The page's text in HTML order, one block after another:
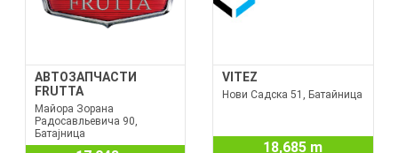
АВТОЗАПЧАСТИ
FRUTTA
Майора Зорана
Радосавльевича 90,
Батајница
VITEZ
Нови Садска 51, Батайница
18,685 m